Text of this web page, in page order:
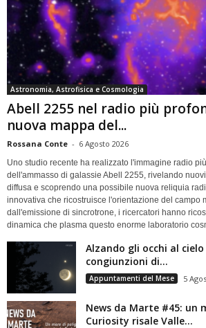
Astronomia, Astrofisica e Cosmologia
Abell 2255 nel radio più
nuova mappa del...
Rossana Conte - 6 Agosto 2026
Uno studio recente ha realizzato l'immagine radio
dell'ammasso di galassie Abell 2255, rivelando
diffusa e scoprendo una possibile nuova reliquia
innovativa che ricostruisce l'orientazione del campo
dall'emissione di sincrotrone, i ricercatori hanno
dinamica che plasma questo enorme laboratorio
Alzando gli occhi al cielo
congiunzioni di...
Appuntamenti del Mese 5
News da Marte #45: un
Curiosity risale Valle...